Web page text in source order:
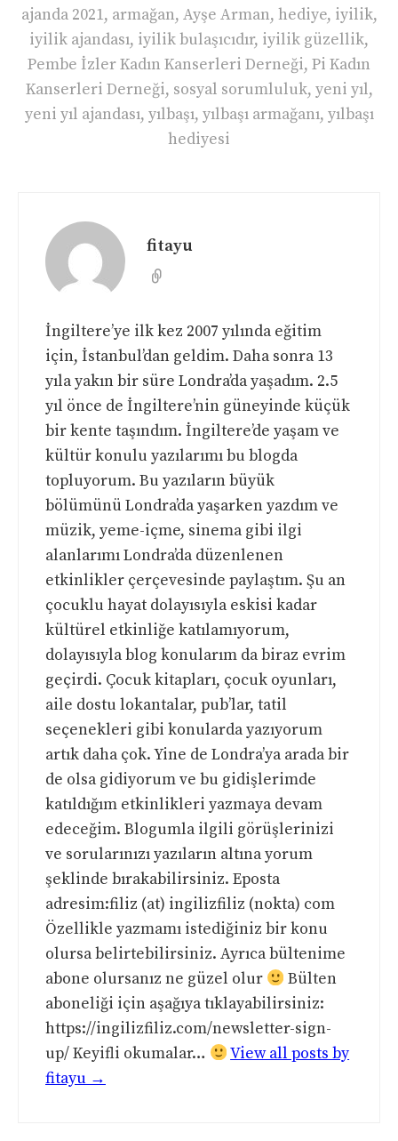
ajanda 2021, armağan, Ayşe Arman, hediye, iyilik,
iyilik ajandası, iyilik bulaşıcıdır, iyilik güzellik,
Pembe İzler Kadın Kanserleri Derneği, Pi Kadın
Kanserleri Derneği, sosyal sorumluluk, yeni yıl,
yeni yıl ajandası, yılbaşı, yılbaşı armağanı, yılbaşı
hediyesi
fitayu
İngiltere’ye ilk kez 2007 yılında eğitim
için, İstanbul’dan geldim. Daha sonra 13
yıla yakın bir süre Londra’da yaşadım. 2.5
yıl önce de İngiltere’nin güneyinde küçük
bir kente taşındım. İngiltere’de yaşam ve
kültür konulu yazılarımı bu blogda
topluyorum. Bu yazıların büyük
bölümünü Londra’da yaşarken yazdım ve
müzik, yeme-içme, sinema gibi ilgi
alanlarımı Londra’da düzenlenen
etkinlikler çerçevesinde paylaştım. Şu an
çocuklu hayat dolayısıyla eskisi kadar
kültürel etkinliğe katılamıyorum,
dolayısıyla blog konularım da biraz evrim
geçirdi. Çocuk kitapları, çocuk oyunları,
aile dostu lokantalar, pub’lar, tatil
seçenekleri gibi konularda yazıyorum
artık daha çok. Yine de Londra’ya arada bir
de olsa gidiyorum ve bu gidişlerimde
katıldığım etkinlikleri yazmaya devam
edeceğim. Blogumla ilgili görüşlerinizi
ve sorularınızı yazıların altına yorum
şeklinde bırakabilirsiniz. Eposta
adresim:filiz (at) ingilizfiliz (nokta) com
Özellikle yazmamı istediğiniz bir konu
olursa belirtebilirsiniz. Ayrıca bültenime
abone olursanız ne güzel olur
Bülten
aboneliği için aşağıya tıklayabilirsiniz:
https://ingilizfiliz.com/newsletter-sign-
up/ Keyifli okumalar…
View all posts by
fitayu →